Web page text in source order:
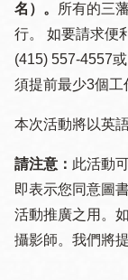
名）。
所有的三
行。 如要請求便
(415) 557-4557
須提 前最少3個
本次活動將以英
請注意： 此活動
即表示您同意圖
活動推廣之用。
攝影師。我們將